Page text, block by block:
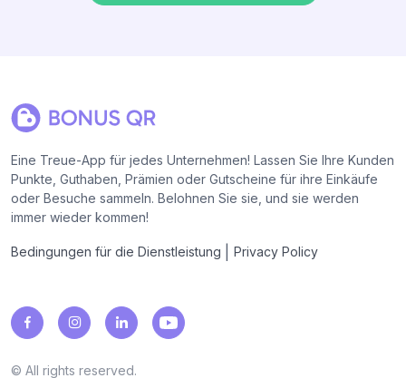
Eine Treue-App für jedes Unternehmen! Lassen Sie Ihre Kunden
Punkte, Guthaben, Prämien oder Gutscheine für ihre Einkäufe
oder Besuche sammeln. Belohnen Sie sie, und sie werden
immer wieder kommen!
Bedingungen für die Dienstleistung Privacy Policy
© All rights reserved.